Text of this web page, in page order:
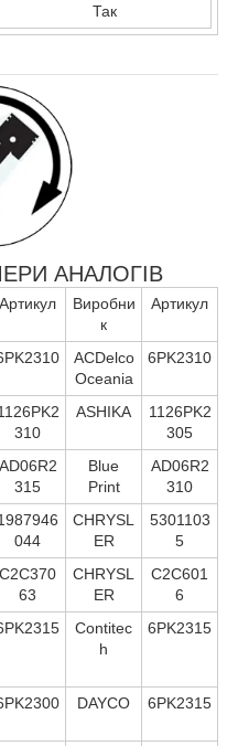
Так
АНАЛОГІВ
Артикул
Виробни
к
Артикул
ACDelco
Oceania
6PK2310
310
ASHIKA
1126PK2
305
AD06R2
315
Blue
Print
AD06R2
310
044
CHRYSL
ER
5301103
5
C2C370
63
CHRYSL
ER
C2C601
6
Contitec
h
6PK2315
DAYCO 6PK2315